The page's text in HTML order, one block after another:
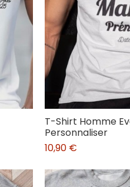
T-Shirt Homme
Personnaliser
10,90 €